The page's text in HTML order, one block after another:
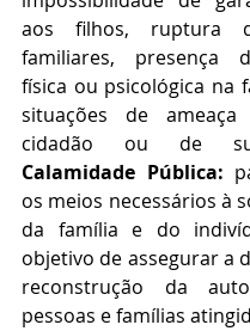
aos filhos, ruptura
familiares, presença
física ou psicológica na
situações de
Calamidade Pública:
os meios necessários à
da família e do
objetivo de assegurar a
reconstrução da
pessoas e famílias